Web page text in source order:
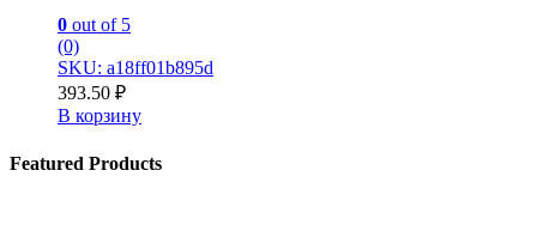
0 out of 5
(0)
SKU: a18ff01b895d
393.50 ₽
В корзину
Featured Products